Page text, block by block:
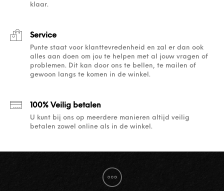
klaar.
Service
Punte staat voor klanttevredenheid en zal er dan ook
alles aan doen om jou te helpen met al jouw vragen of
problemen. Dit kan door ons te bellen, te mailen of
gewoon langs te komen in de winkel.
100% Veilig betalen
U kunt bij ons op meerdere manieren altijd veilig
betalen zowel online als in de winkel.